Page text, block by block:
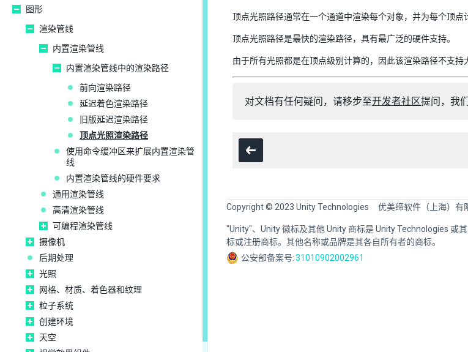
图形
渲染管线
内置渲染管线
内置渲染管线中的渲染路径
前向渲染路径
延迟着色渲染路径
旧版延迟渲染路径
顶点光照渲染路径
使用命令缓冲区来扩展内置渲染管
线
内置渲染管线的硬件要求
通用渲染管线
高清渲染管线
可编程渲染管线
摄像机
后期处理
光照
网格、材质、着色器和纹理
粒子系统
创建环境
天空
顶点光照路径通常在一个通道中渲染每个对象，并为每个顶点
顶点光照路径是最快的渲染路径，具有最广泛的硬件支持。
由于所有光照都是在顶点级别计算的，因此该渲染路径不支
对文档有任何疑问，请移步至开发者社区提问，我
Copyright © 2023 Unity Technologies 优美缔软件（上海）有
"Unity"、Unity 徽标及其他 Unity 商标是 Unity Technologies 或
标或注册商标。其他名称或品牌是其各自所有者的商标。
公安部备案号:31010902002961